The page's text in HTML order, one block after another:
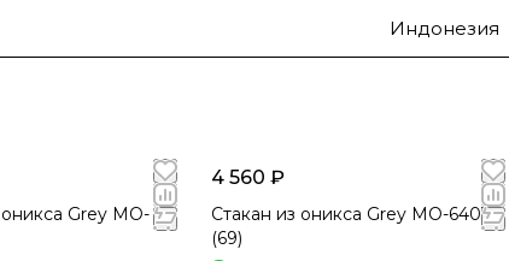
Индонезия
Grey MO-
4 560 ₽
Стакан из оникса Grey MO-64039
(69)